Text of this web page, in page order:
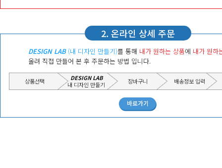
2. 온라인 상세 주문
DESIGN LAB(내 디자인 만들기)를 통해 내가 원하는 상품에 내가 원하
올려 직접 만들어 본 후 주문하는 방법 입니다.
상품선택
DESIGN LAB
내 디자인 만들기
장바구니 배송정보 입력
바로가기